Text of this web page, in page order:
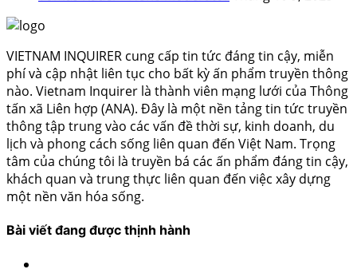
VIETNAM INQUIRER cung cấp tin tức đáng tin cậy, miễn
phí và cập nhật liên tục cho bất kỳ ấn phẩm truyền thông
nào. Vietnam Inquirer là thành viên mạng lưới của Thông
tấn xã Liên hợp (ANA). Đây là một nền tảng tin tức truyền
thông tập trung vào các vấn đề thời sự, kinh doanh, du
lịch và phong cách sống liên quan đến Việt Nam. Trọng
tâm của chúng tôi là truyền bá các ấn phẩm đáng tin cậy,
khách quan và trung thực liên quan đến việc xây dựng
một nền văn hóa sống.
Bài viết đang được thịnh hành